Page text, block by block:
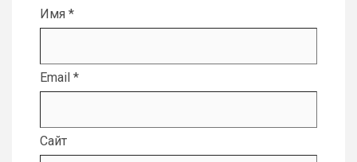
Имя *
Email *
Сайт